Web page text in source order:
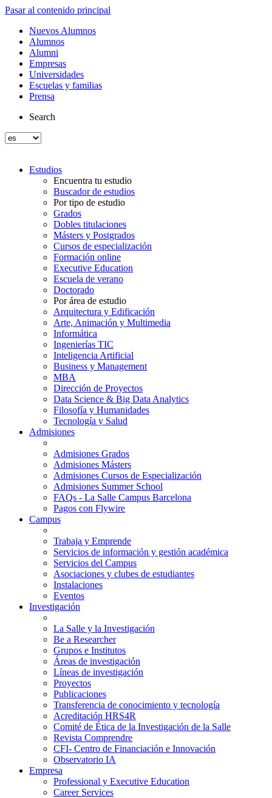
Pasar al contenido principal
Nuevos Alumnos
Alumnos
Alumni
Empresas
Universidades
Escuelas y familias
Prensa
Search
Estudios
Encuentra tu estudio
Buscador de estudios
Por tipo de estudio
Grados
Dobles titulaciones
Másters y Postgrados
Cursos de especialización
Formación online
Executive Education
Escuela de verano
Doctorado
Por área de estudio
Arquitectura y Edificación
Arte, Animación y Multimedia
Informática
Ingenierías TIC
Inteligencia Artificial
Business y Management
MBA
Dirección de Proyectos
Data Science & Big Data Analytics
Filosofía y Humanidades
Tecnología y Salud
Admisiones
Admisiones Grados
Admisiones Másters
Admisiones Cursos de Especialización
Admisiones Summer School
FAQs - La Salle Campus Barcelona
Pagos con Flywire
Campus
Trabaja y Emprende
Servicios de información y gestión académica
Servicios del Campus
Asociaciones y clubes de estudiantes
Instalaciones
Eventos
Investigación
La Salle y la Investigación
Be a Researcher
Grupos e Institutos
Áreas de investigación
Líneas de investigación
Proyectos
Publicaciones
Transferencia de conocimiento y tecnología
Acreditación HRS4R
Comité de Ética de la Investigación de la Salle
Revista Comprendre
CFI- Centro de Financiación e Innovación
Observatorio IA
Empresa
Professional y Executive Education
Career Services